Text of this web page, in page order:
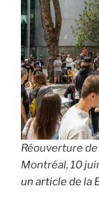
Réouverture
Montréal, 10
un article de la